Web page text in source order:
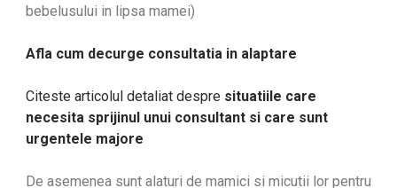
bebelusului in lipsa mamei)
Afla cum decurge consultatia in alaptare
Citeste articolul detaliat despresituatiile care
necesita sprijinul unui consultant si care sunt
urgentele majore
De asemenea sunt alaturi de mamici si micutii lor pentru